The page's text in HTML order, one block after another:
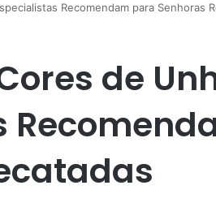
Recomendam para Senhoras
de